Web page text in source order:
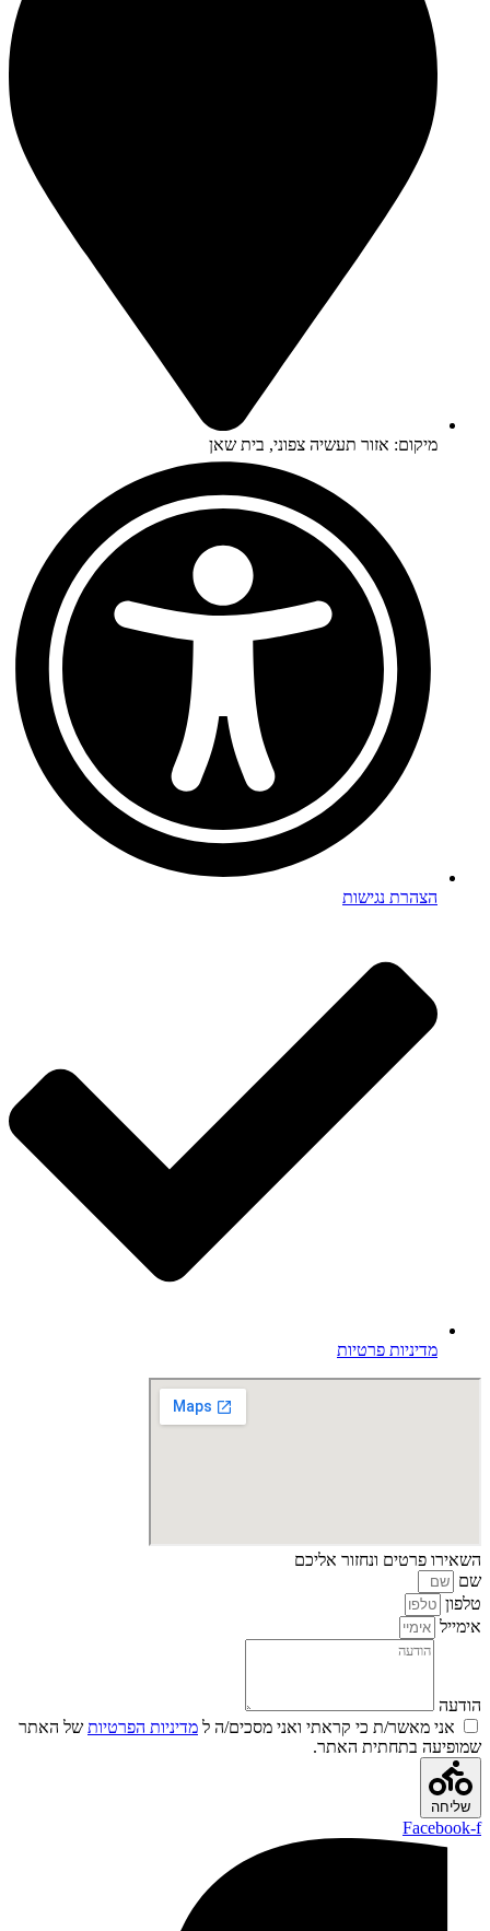
מיקום: אזור תעשיה צפוני, בית שאן
הצהרת נגישות
מדיניות פרטיות
השאירו פרטים ונחזור אליכם
שם
טלפון
אימייל
הודעה
אני מאשר/ת כי קראתי ואני מסכים/ה ל מדיניות הפרטיות של האתר
שמופיעה בתחתית האתר.
שליחה
Facebook-f